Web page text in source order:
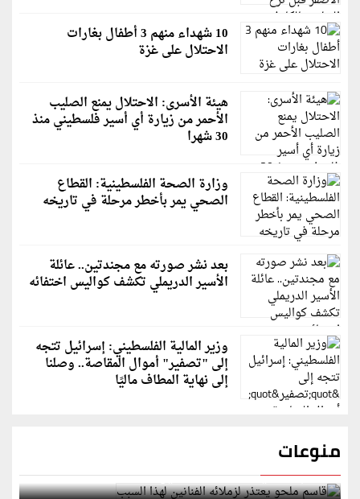
10 شهداء منهم 3 أطفال بغارات
الاحتلال على غزة
هيئة الأسرى: الاحتلال يمنع الصليب
الأحمر من زيارة أي أسير فلسطيني منذ
30 شهرا
وزارة الصحة الفلسطينية: القطاع
الصحي يمر بأخطر مرحلة في تاريخه
بعد نشر صورته مع مجندتين.. عائلة
الأسير الدريملي تكشف كواليس اختفائه
وزير المالية الفلسطيني: إسرائيل تتجه
إلى "تصفير" أموال المقاصة.. وصلنا
إلى نهاية المطاف ماليًا
منوعات
قاسم ملحو يعتذر لزملائه الفنانين لهذا السبب